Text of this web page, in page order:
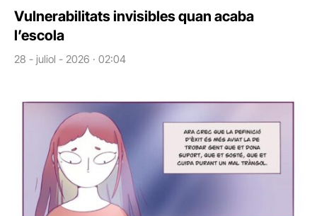
Vulnerabilitats invisibles quan acaba
l’escola
28 - juliol - 2026 · 02:04